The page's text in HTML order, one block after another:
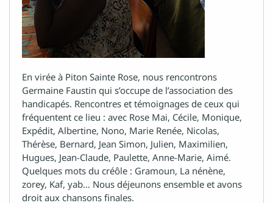
En virée à Piton Sainte Rose, nous rencontrons
Germaine Faustin qui s’occupe de l’association des
handicapés. Rencontres et témoignages de ceux qui
fréquentent ce lieu : avec Rose Mai, Cécile, Monique,
Expédit, Albertine, Nono, Marie Renée, Nicolas,
Thérèse, Bernard, Jean Simon, Julien, Maximilien,
Hugues, Jean-Claude, Paulette, Anne-Marie, Aimé.
Quelques mots du créôle : Gramoun, La nénène,
zorey, Kaf, yab… Nous déjeunons ensemble et avons
droit aux chansons finales.